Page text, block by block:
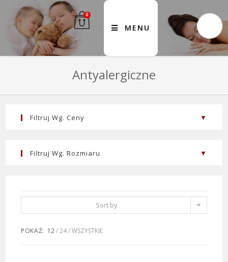
0
MENU
Antyalergiczne
Sort by
POKAŻ: 12 24 WSZYSTKIE
Filtruj Wg. Ceny
PRICE:Filtruj Wg. Rozmiaru
(2)